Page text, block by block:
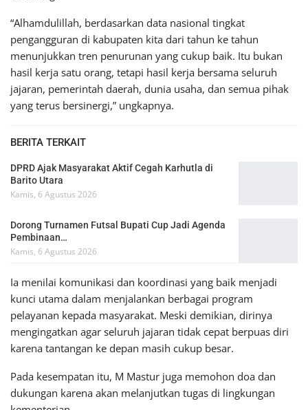
“Alhamdulillah, berdasarkan data nasional tingkat
pengangguran di kabupaten kita dari tahun ke tahun
menunjukkan tren penurunan yang cukup baik. Itu bukan
hasil kerja satu orang, tetapi hasil kerja bersama seluruh
jajaran, pemerintah daerah, dunia usaha, dan semua pihak
yang terus bersinergi,” ungkapnya.
BERITA TERKAIT
DPRD Ajak Masyarakat Aktif Cegah Karhutla di
Barito Utara
Kamis, 6 Agustus 2026
Dorong Turnamen Futsal Bupati Cup Jadi Agenda
Pembinaan…
Kamis, 6 Agustus 2026
Ia menilai komunikasi dan koordinasi yang baik menjadi
kunci utama dalam menjalankan berbagai program
pelayanan kepada masyarakat. Meski demikian, dirinya
mengingatkan agar seluruh jajaran tidak cepat berpuas diri
karena tantangan ke depan masih cukup besar.
Pada kesempatan itu, M Mastur juga memohon doa dan
dukungan karena akan melanjutkan tugas di lingkungan